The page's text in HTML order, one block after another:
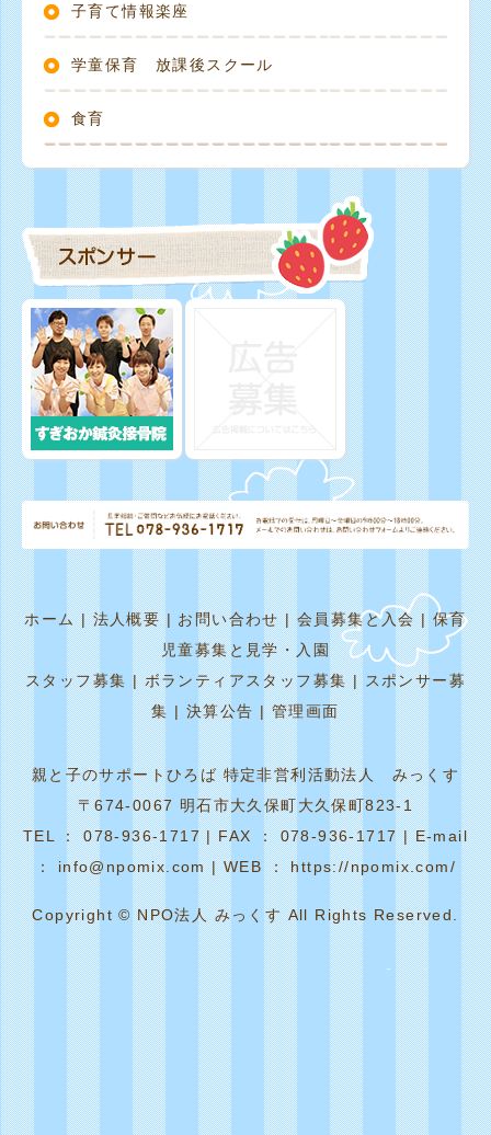
子育て情報楽座
学童保育 放課後スクール
食育
ホーム|法人概要| お問い合わせ|会員募集と入会|保育
児童募集と見学・入園
スタッフ募集 |ボランティアスタッフ募集| スポンサー募
集 |決算公告 |管理画面
親と子のサポートひろば 特定非営利活動法人 みっくす
〒674-0067 明石市大久保町大久保町823-1
TEL ： 078-936-1717 | FAX ： 078-936-1717 | E-mail
： info@npomix.com | WEB ： https://npomix.com/
Copyright © NPO法人 みっくす All Rights Reserved.